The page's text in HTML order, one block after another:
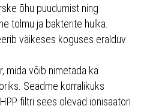
õhu puudumist ning
tolmu ja bakterite hulka.
väikeses koguses eralduv
mida võib nimetada ka
Seadme korralikuks
filtri sees olevad ionisaatori